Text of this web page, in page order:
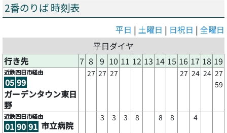
2番のりば 時刻表
平日 | 土曜日 | 日祝日 | 全曜日
平日ダイヤ
行き先
7 8 9 10 11 12 13 14 15 16 17 18 19
近鉄四日市経由
05 99
ガーデンタウン東日
野
27 27 27 27 24 24 27
59
近鉄四日市経由
01 90 91 市立病院
3 3 3 8 8 8 4